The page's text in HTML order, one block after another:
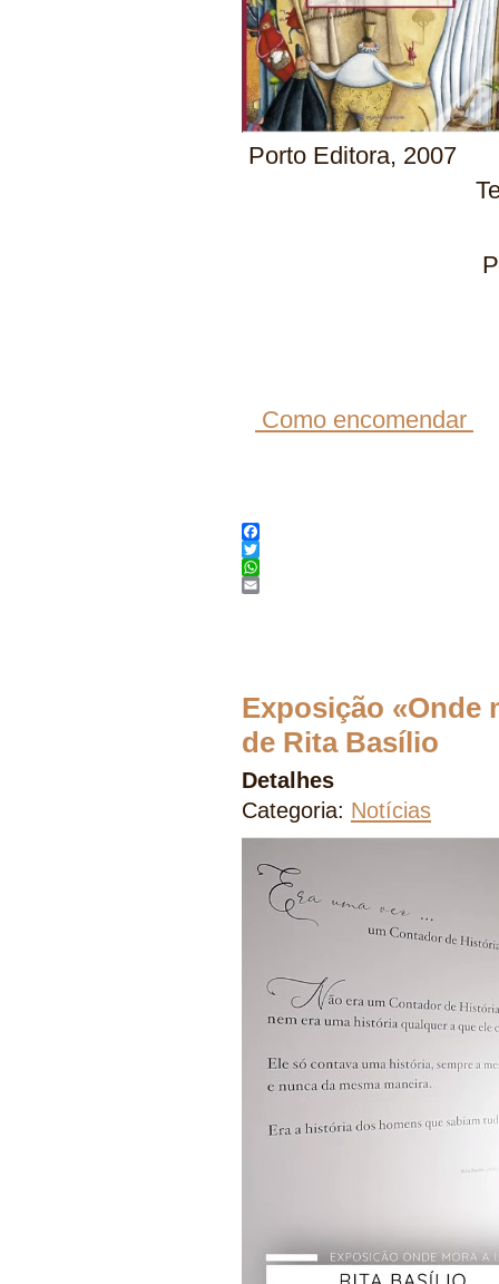
Porto
PVP: 14
Como encomendar
Facebook
Twitter
WhatsApp
Exposição «Onde
de Rita Basílio
Detalhes
Categoria: Notícias